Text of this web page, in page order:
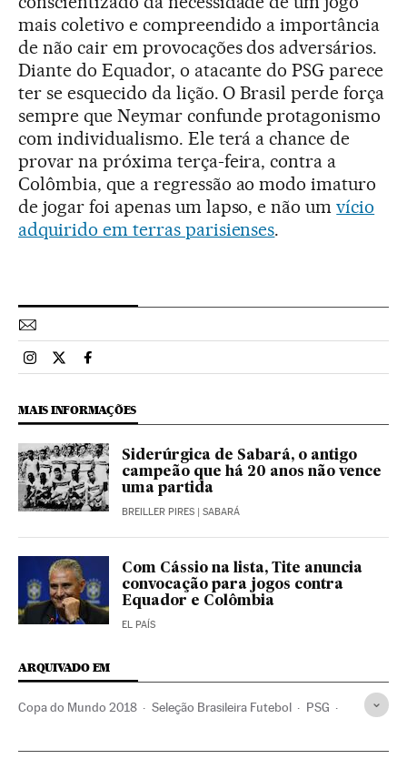
mais coletivo e compreendido a importância
de não cair em provocações dos adversários.
Diante do Equador, o atacante do PSG parece
ter se esquecido da lição. O Brasil perde força
sempre que Neymar confunde protagonismo
com individualismo. Ele terá a chance de
provar na próxima terça-feira, contra a
Colômbia, que a regressão ao modo imaturo
de jogar foi apenas um lapso, e não umvício
adquirido em terras parisienses.
Esportes El País Brasil en Instagram
Esportes El País Brasil en Twitter
Esportes El País Brasil en Facebook
MAIS INFORMAÇÕES
Siderúrgica de Sabará, o antigo
campeão que há 20 anos não vence
uma partida
BREILLER PIRES | SABARÁ
Com Cássio na lista, Tite anuncia
convocação para jogos contra
Equador e Colômbia
EL PAÍS
ARQUIVADO EM
Copa do Mundo 2018 Seleção Brasileira Futebol PSG